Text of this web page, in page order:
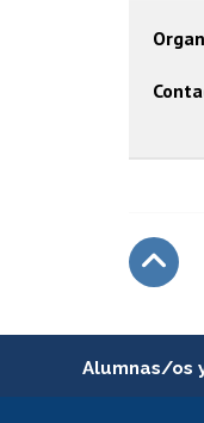
Alumnas/os